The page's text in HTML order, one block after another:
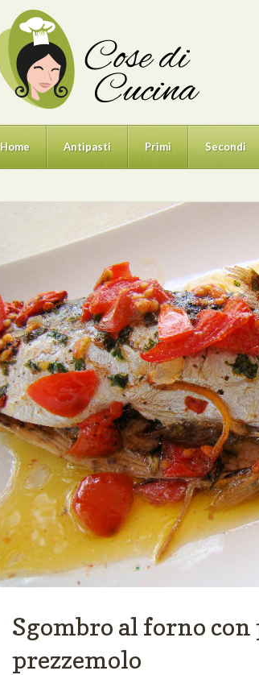
Home Antipasti Primi Secondi
Sgombro al forno
prezzemolo